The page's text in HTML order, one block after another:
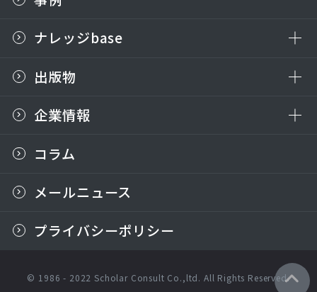
ナレッジbase
出版物
企業情報
コラム
メールニュース
プライバシーポリシー
© 1986 - 2022 Scholar Consult Co.,ltd. All Rights Reserved.